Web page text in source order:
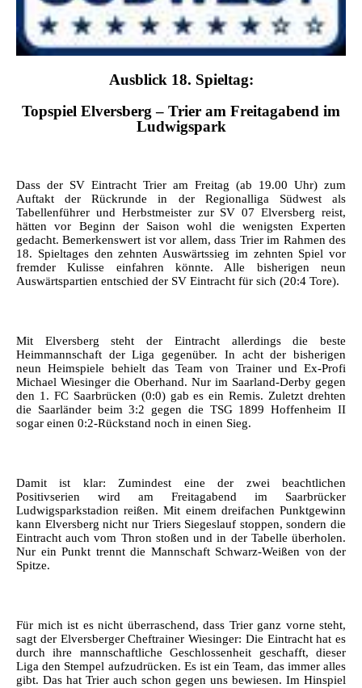
Ausblick 18. Spieltag:
Topspiel Elversberg – Trier am Freitagabend im
Ludwigspark
Dass der SV Eintracht Trier am Freitag (ab 19.00 Uhr) zum
Auftakt der Rückrunde in der Regionalliga Südwest als
Tabellenführer und Herbstmeister zur SV 07 Elversberg reist,
hätten vor Beginn der Saison wohl die wenigsten Experten
gedacht. Bemerkenswert ist vor allem, dass Trier im Rahmen des
18. Spieltages den zehnten Auswärtssieg im zehnten Spiel vor
fremder Kulisse einfahren könnte. Alle bisherigen neun
Auswärtspartien entschied der SV Eintracht für sich (20:4 Tore).
Mit Elversberg steht der Eintracht allerdings die beste
Heimmannschaft der Liga gegenüber. In acht der bisherigen
neun Heimspiele behielt das Team von Trainer und Ex-Profi
Michael Wiesinger die Oberhand. Nur im Saarland-Derby gegen
den 1. FC Saarbrücken (0:0) gab es ein Remis. Zuletzt drehten
die Saarländer beim 3:2 gegen die TSG 1899 Hoffenheim II
sogar einen 0:2-Rückstand noch in einen Sieg.
Damit ist klar: Zumindest eine der zwei beachtlichen
Positivserien wird am Freitagabend im Saarbrücker
Ludwigsparkstadion reißen. Mit einem dreifachen Punktgewinn
kann Elversberg nicht nur Triers Siegeslauf stoppen, sondern die
Eintracht auch vom Thron stoßen und in der Tabelle überholen.
Nur ein Punkt trennt die Mannschaft Schwarz-Weißen von der
Spitze.
Für mich ist es nicht überraschend, dass Trier ganz vorne steht,
sagt der Elversberger Cheftrainer Wiesinger: Die Eintracht hat es
durch ihre mannschaftliche Geschlossenheit geschafft, dieser
Liga den Stempel aufzudrücken. Es ist ein Team, das immer alles
gibt. Das hat Trier auch schon gegen uns bewiesen. Im Hinspiel